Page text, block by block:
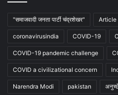
"समाजवादी जनता पार्टी चंद्रशेखर" Article
coronavirusindia COVID-19
COVID-19 pandemic challenge
COVID a civilizational concern
Narendra Modi pakistan